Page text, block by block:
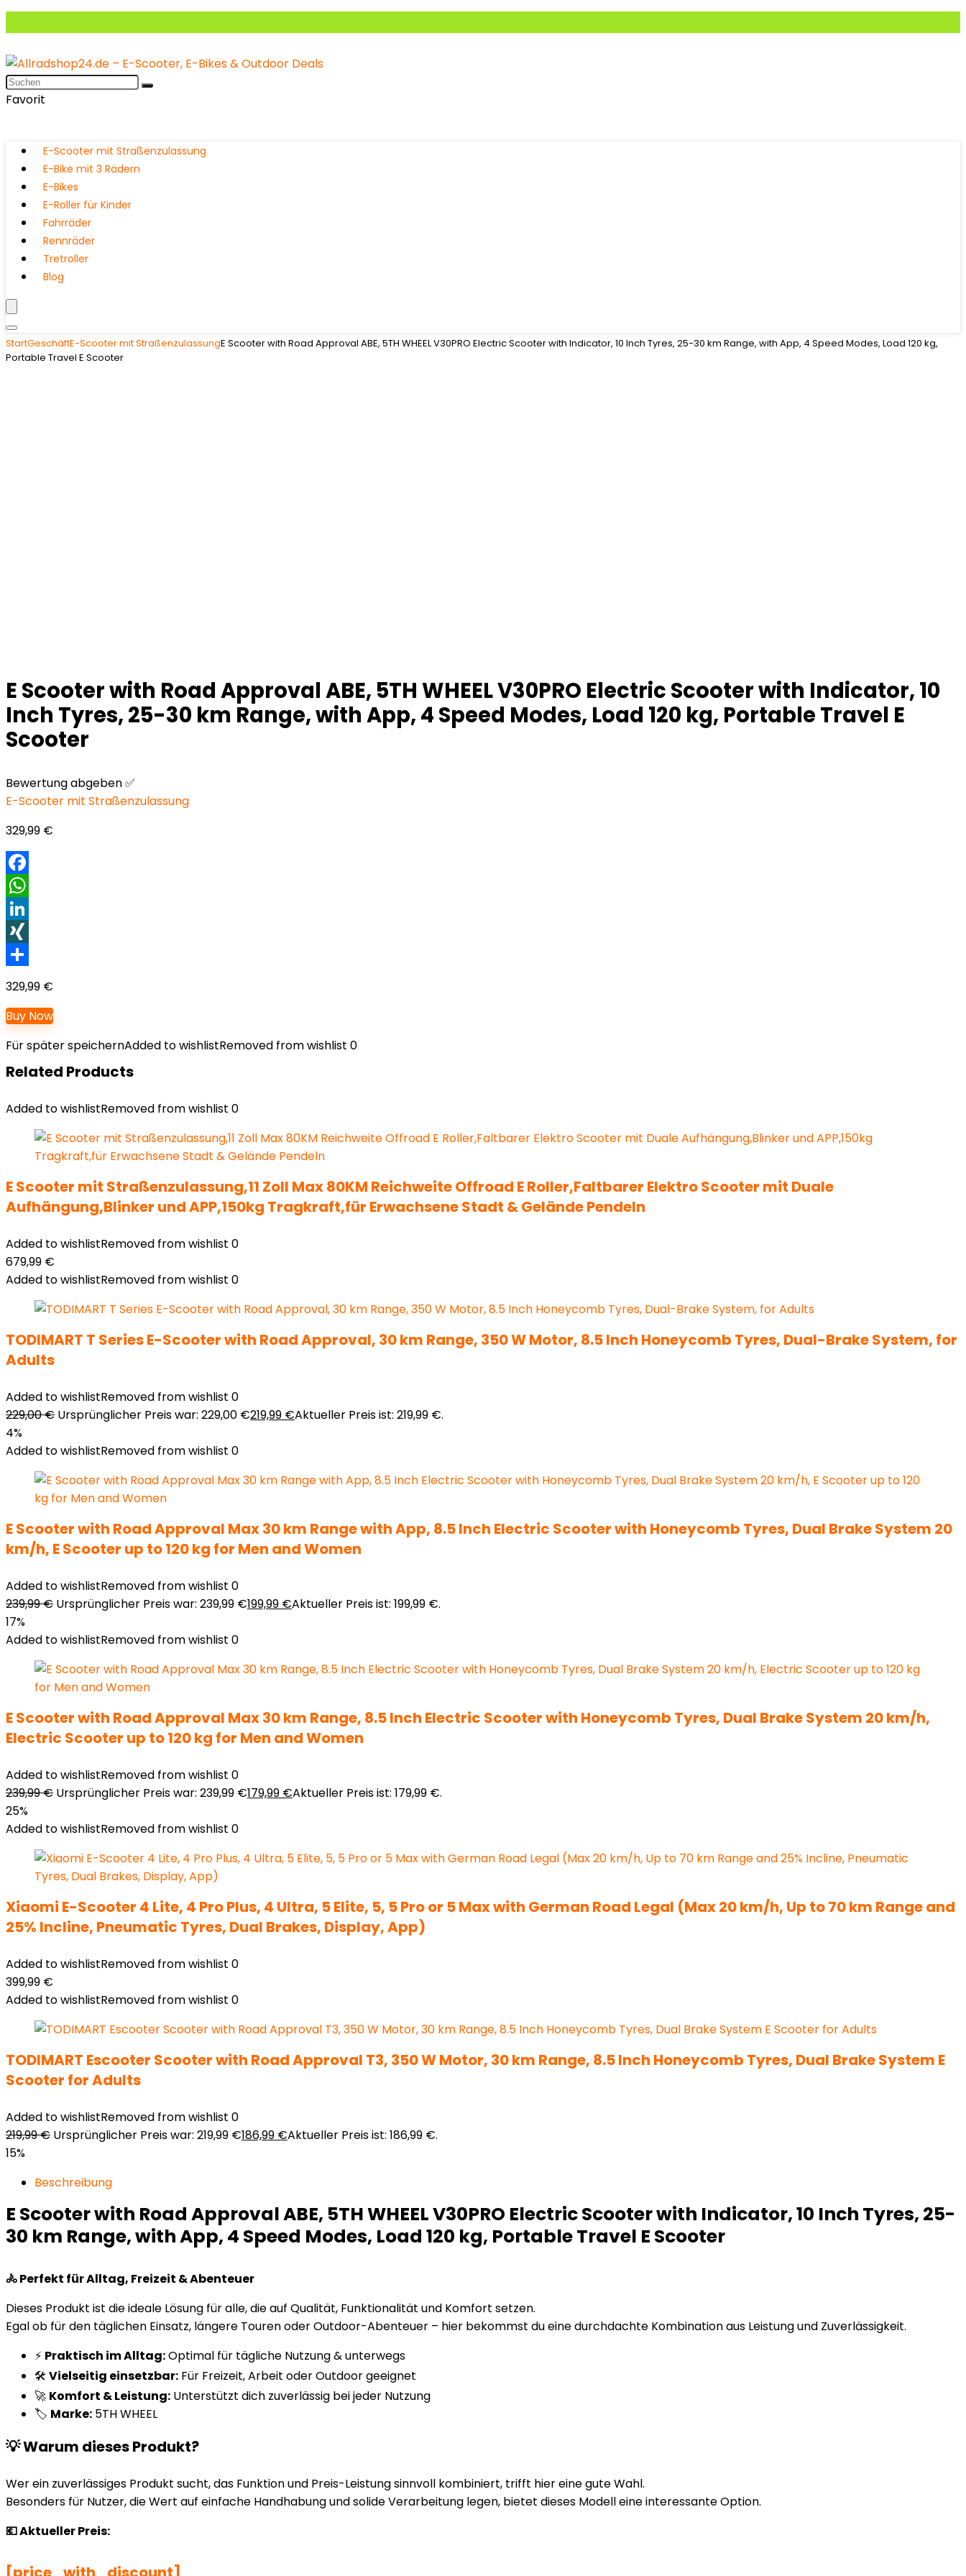
Favorit
E-Scooter mit Straßenzulassung
E-Bike mit 3 Rädern
E-Bikes
E-Roller für Kinder
Fahrräder
Rennräder
Tretroller
Blog
StartGeschäftE-Scooter mit StraßenzulassungE Scooter with Road Approval ABE, 5TH WHEEL V30PRO Electric Scooter with Indicator, 10 Inch Tyres, 25-30 km Range, with App, 4 Speed Modes, Load 120 kg,
Portable Travel E Scooter
E Scooter with Road Approval ABE, 5TH WHEEL V30PRO Electric Scooter with Indicator, 10
Inch Tyres, 25-30 km Range, with App, 4 Speed Modes, Load 120 kg, Portable Travel E
Scooter
Bewertung abgeben ✅
E-Scooter mit Straßenzulassung
329,99 €
Facebook
WhatsApp
LinkedIn
XING
329,99 €
Buy Now
Für später speichernAdded to wishlistRemoved from wishlist 0
Related Products
Added to wishlistRemoved from wishlist 0
E Scooter mit Straßenzulassung,11 Zoll Max 80KM Reichweite Offroad E Roller,Faltbarer Elektro Scooter mit Duale
Aufhängung,Blinker und APP,150kg Tragkraft,für Erwachsene Stadt & Gelände Pendeln
Added to wishlistRemoved from wishlist 0
679,99 €
Added to wishlistRemoved from wishlist 0
TODIMART T Series E-Scooter with Road Approval, 30 km Range, 350 W Motor, 8.5 Inch Honeycomb Tyres, Dual-Brake System, for
Adults
Added to wishlistRemoved from wishlist 0
229,00€ Ursprünglicher Preis war: 229,00 €219,99 €Aktueller Preis ist: 219,99 €.
4%
Added to wishlistRemoved from wishlist 0
E Scooter with Road Approval Max 30 km Range with App, 8.5 Inch Electric Scooter with Honeycomb Tyres, Dual Brake System 20
km/h, E Scooter up to 120 kg for Men and Women
Added to wishlistRemoved from wishlist 0
239,99€ Ursprünglicher Preis war: 239,99 €199,99 €Aktueller Preis ist: 199,99 €.
17%
Added to wishlistRemoved from wishlist 0
E Scooter with Road Approval Max 30 km Range, 8.5 Inch Electric Scooter with Honeycomb Tyres, Dual Brake System 20 km/h,
Electric Scooter up to 120 kg for Men and Women
Added to wishlistRemoved from wishlist 0
239,99€ Ursprünglicher Preis war: 239,99 €179,99 €Aktueller Preis ist: 179,99 €.
25%
Added to wishlistRemoved from wishlist 0
Xiaomi E-Scooter 4 Lite, 4 Pro Plus, 4 Ultra, 5 Elite, 5, 5 Pro or 5 Max with German Road Legal (Max 20 km/h, Up to 70 km Range and
25% Incline, Pneumatic Tyres, Dual Brakes, Display, App)
Added to wishlistRemoved from wishlist 0
399,99 €
Added to wishlistRemoved from wishlist 0
TODIMART Escooter Scooter with Road Approval T3, 350 W Motor, 30 km Range, 8.5 Inch Honeycomb Tyres, Dual Brake System E
Scooter for Adults
Added to wishlistRemoved from wishlist 0
219,99€ Ursprünglicher Preis war: 219,99 €186,99 €Aktueller Preis ist: 186,99 €.
15%
Beschreibung
E Scooter with Road Approval ABE, 5TH WHEEL V30PRO Electric Scooter with Indicator, 10 Inch Tyres, 25-
30 km Range, with App, 4 Speed Modes, Load 120 kg, Portable Travel E Scooter
🚴 Perfekt für Alltag, Freizeit & Abenteuer
Dieses Produkt ist die ideale Lösung für alle, die auf Qualität, Funktionalität und Komfort setzen.
Egal ob für den täglichen Einsatz, längere Touren oder Outdoor-Abenteuer – hier bekommst du eine durchdachte Kombination aus Leistung und Zuverlässigkeit.
⚡ Praktisch im Alltag:Optimal für tägliche Nutzung & unterwegs
🛠️ Vielseitig einsetzbar: Für Freizeit, Arbeit oder Outdoor geeignet
🚀 Komfort & Leistung: Unterstützt dich zuverlässig bei jeder Nutzung
🏷️ Marke: 5TH WHEEL
💡 Warum dieses Produkt?
Wer ein zuverlässiges Produkt sucht, das Funktion und Preis-Leistung sinnvoll kombiniert, trifft hier eine gute Wahl.
Besonders für Nutzer, die Wert auf einfache Handhabung und solide Verarbeitung legen, bietet dieses Modell eine interessante Option.
💶 Aktueller Preis: